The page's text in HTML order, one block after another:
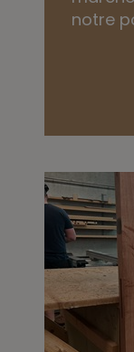
notre